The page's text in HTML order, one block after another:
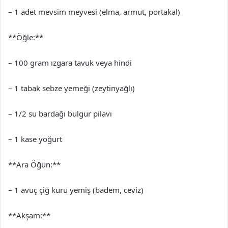
– 1 adet mevsim meyvesi (elma, armut, portakal)
**Öğle:**
– 100 gram ızgara tavuk veya hindi
– 1 tabak sebze yemeği (zeytinyağlı)
– 1/2 su bardağı bulgur pilavı
– 1 kase yoğurt
**Ara Öğün:**
– 1 avuç çiğ kuru yemiş (badem, ceviz)
**Akşam:**